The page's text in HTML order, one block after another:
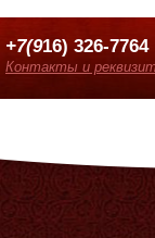
+7(916) 326-7764
Контакты и